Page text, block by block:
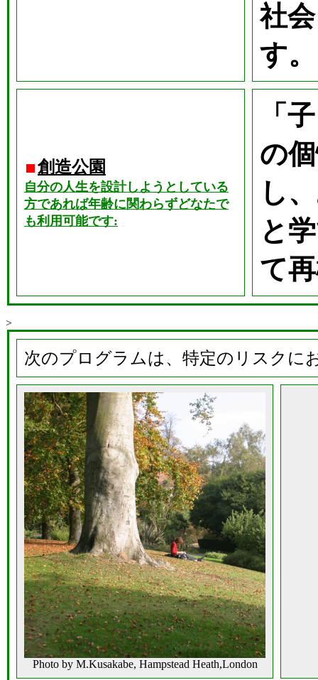
社
す。
創造公園
自分の人生を設計しようとしている
方であれば年齢に関わらずどなたで
も利用可能です:
「
の
し
と
て
>
次のプログラムは、特定のリスクに
Photo by M.Kusakabe, Hampstead Heath,London